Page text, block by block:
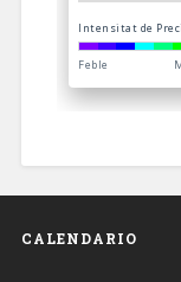
CALENDARIO